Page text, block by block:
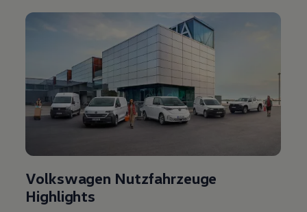
Volkswagen Nutzfahrzeuge
Highlights